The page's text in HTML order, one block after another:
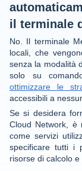
il terminale
No. Il terminale
locali, che
senza la modalità
solo su
ottimizzare le
accessibili a
Se si desidera
Cloud Network, è
come servizi
specificare tutti i
risorse di calcolo e